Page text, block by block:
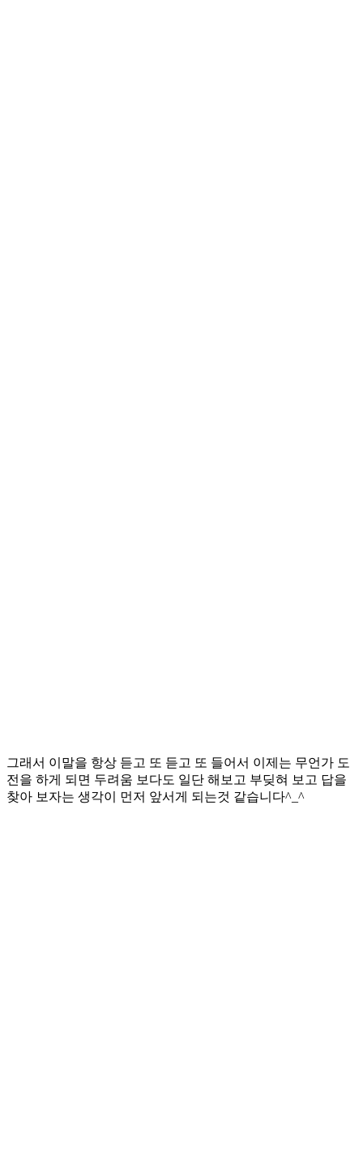
그래서 이말을 항상 듣고 또 듣고 또 들어서 이제는 무언가 도
전을 하게 되면 두려움 보다도 일단 해보고 부딪혀 보고 답을
찾아 보자는 생각이 먼저 앞서게 되는것 같습니다^_^